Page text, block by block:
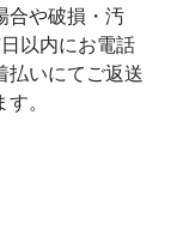
合や破損・汚
以内にお電話
払いにてご返送
。